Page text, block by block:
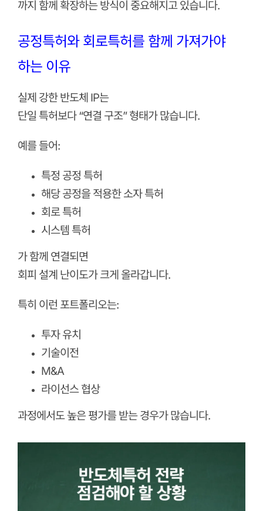
까지 함께 확장하는 방식이 중요해지고 있습니다.
공정특허와 회로특허를 함께 가져가야
하는 이유
실제 강한 반도체 IP는
단일 특허보다 “연결 구조” 형태가 많습니다.
예를 들어:
특정 공정 특허
해당 공정을 적용한 소자 특허
회로 특허
시스템 특허
가 함께 연결되면
회피 설계 난이도가 크게 올라갑니다.
특히 이런 포트폴리오는:
투자 유치
기술이전
M&A
라이선스 협상
과정에서도 높은 평가를 받는 경우가 많습니다.